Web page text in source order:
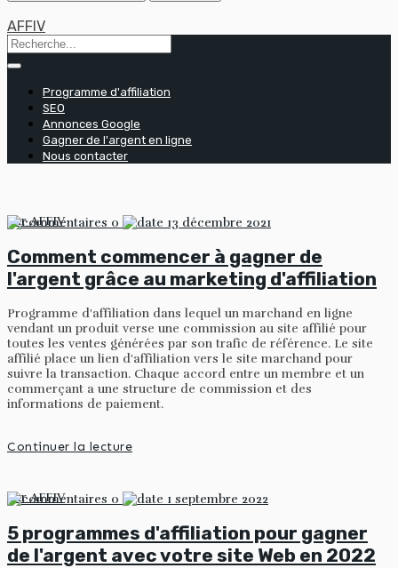
AFFIV
Programme d'affiliation
SEO
Annonces Google
Gagner de l'argent en ligne
Nous contacter
par AFFIV 0 13 décembre 2021
Comment commencer à gagner de
l'argent grâce au marketing d'affiliation
Programme d'affiliation dans lequel un marchand en ligne
vendant un produit verse une commission au site affilié pour
toutes les ventes générées par son trafic de référence. Le site
affilié place un lien d'affiliation vers le site marchand pour
suivre la transaction. Chaque accord entre un membre et un
commerçant a une structure de commission et des
informations de paiement.
Continuer la lecture
par AFFIV 0 1 septembre 2022
5 programmes d'affiliation pour gagner
de l'argent avec votre site Web en 2022